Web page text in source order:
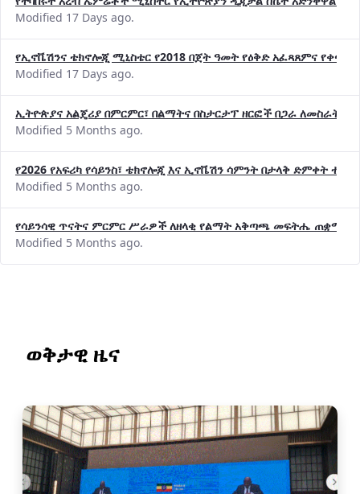
Modified 17 Days ago.
የኢኖቬሽንና ቴክኖሎጂ ሚኒስቴር የ2018 በጀት ዓመት የዕቅድ አፈጻጸምና
Modified 17 Days ago.
ኢትዮጵያና አልጄሪያ በምርምር፣ በልማትና በስታርታፕ ዘርፎች በጋራ ለመስራት
Modified 5 Months ago.
የ2026 የአፍሪካ የሳይንስ፣ ቴክኖሎጂ እና ኢኖቬሽን ሳምንት በታላቅ ድምቀት
Modified 5 Months ago.
የሳይንሳዊ ጥናትና ምርምር ሥራዎች ለዘላቂ የልማት አቅጣጫ መፍትሔ ጠቋሚ
Modified 5 Months ago.
ወቅታዊ ዜና